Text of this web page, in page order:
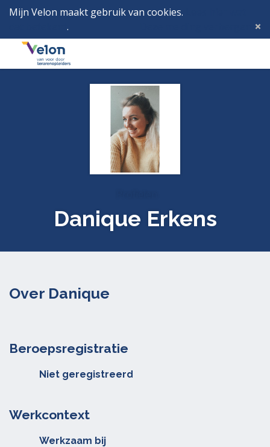
Mijn Velon maakt gebruik van cookies.
.
Menu
Danique Erkens
Over Danique
Beroepsregistratie
Niet geregistreerd
Werkcontext
Werkzaam bij